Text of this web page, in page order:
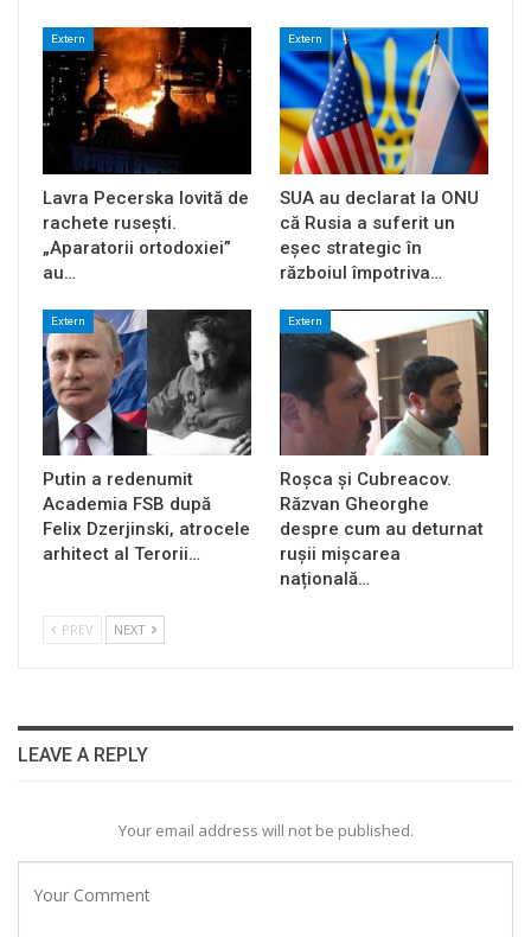
Extern
Lavra Pecerska lovită de
rachete rusești.
„Aparatorii ortodoxiei”
au…
Extern
SUA au declarat la ONU
că Rusia a suferit un
eșec strategic în
războiul împotriva…
Extern
Putin a redenumit
Academia FSB după
Felix Dzerjinski, atrocele
arhitect al Terorii…
Extern
Roșca și Cubreacov.
Răzvan Gheorghe
despre cum au deturnat
rușii mișcarea
națională…
PREV NEXT
LEAVE A REPLY
Your email address will not be published.